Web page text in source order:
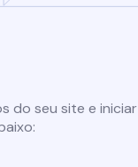
do seu site e iniciar